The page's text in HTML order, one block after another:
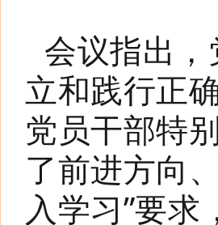
会议指出
立和践行正
党员干部特
了前进方向
入学习”要